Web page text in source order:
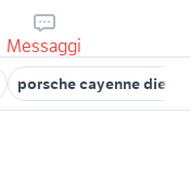
Messaggi
porsche cayenne diesel